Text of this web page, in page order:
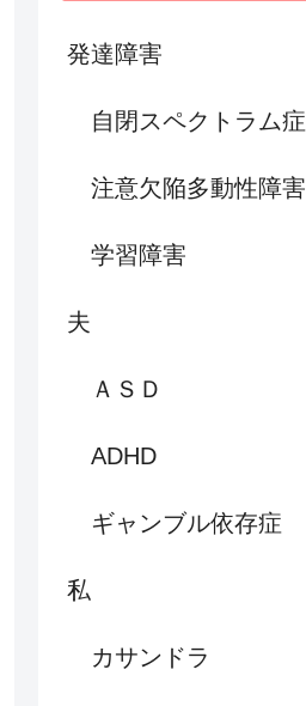
発達障害
自閉スペクトラム症
注意欠陥多動性障害
学習障害
夫
ＡＳＤ
ADHD
ギャンブル依存症
私
カサンドラ